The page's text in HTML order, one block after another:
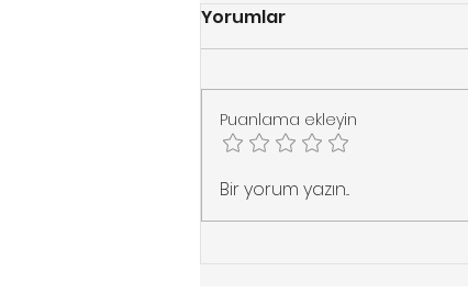
Merdiven Asansörü
Alırken Dikkat Edilmesi
Yorumlar
Puanlama ekleyin
Bir yorum yazın...